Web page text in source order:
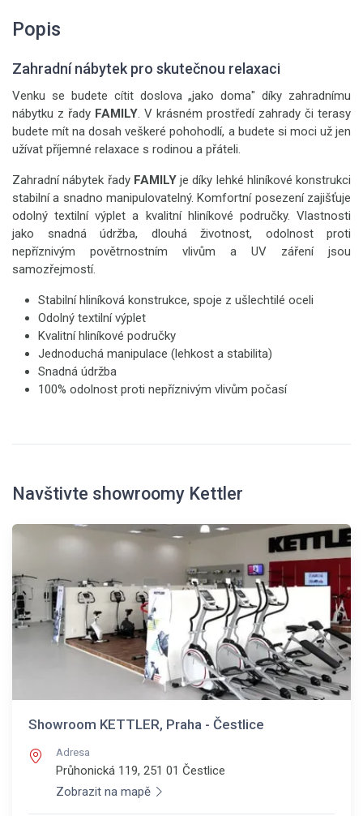
Popis
Zahradní nábytek pro skutečnou relaxaci
Venku se budete cítit doslova „jako doma" díky zahradnímu
nábytku z řady FAMILY. V krásném prostředí zahrady či terasy
budete mít na dosah veškeré pohohodlí, a budete si moci už jen
užívat příjemné relaxace s rodinou a přáteli.
Zahradní nábytek řady FAMILYje díky lehké hliníkové konstrukci
stabilní a snadno manipulovatelný. Komfortní posezení zajišťuje
odolný textilní výplet a kvalitní hliníkové područky. Vlastnosti
jako snadná údržba, dlouhá životnost, odolnost proti
nepříznivým povětrnostním vlivům a UV záření jsou
samozřejmostí.
Stabilní hliníková konstrukce, spoje z ušlechtilé oceli
Odolný textilní výplet
Kvalitní hliníkové područky
Jednoduchá manipulace (lehkost a stabilita)
Snadná údržba
100% odolnost proti nepříznivým vlivům počasí
Navštivte showroomy Kettler
Showroom KETTLER, Praha - Čestlice
Adresa
Průhonická 119, 251 01 Čestlice
Zobrazit na mapě